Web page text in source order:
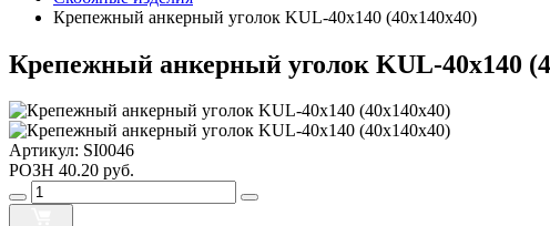
Крепежный анкерный уголок KUL-40х140 (40х140х40)
Крепежный анкерный уголок KUL-40х140
Артикул: SI0046
РОЗН 40.20 руб.